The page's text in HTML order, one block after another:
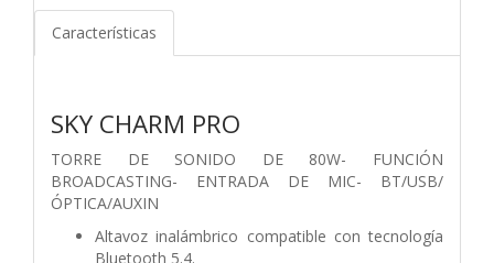
Características
SKY CHARM PRO
TORRE DE SONIDO DE 80W- FUNCIÓN
BROADCASTING- ENTRADA DE MIC- BT/USB/
ÓPTICA/AUXIN
Altavoz inalámbrico compatible con tecnología
Bluetooth 5.4.